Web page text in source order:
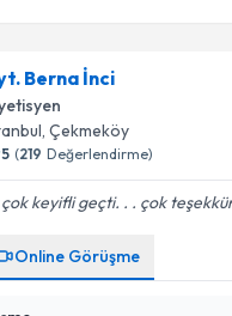
Berna İnci
, Çekmeköy
5 (219 Değerlendirme)
keyifli geçti. . . çok
Online Görüşme